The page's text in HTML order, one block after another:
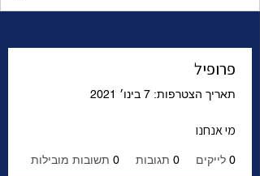
פרופיל
תאריך הצטרפות: 7 בינו׳ 2021
מי אנחנו
0 לייקים 0 תגובות 0 תשובות מובילות